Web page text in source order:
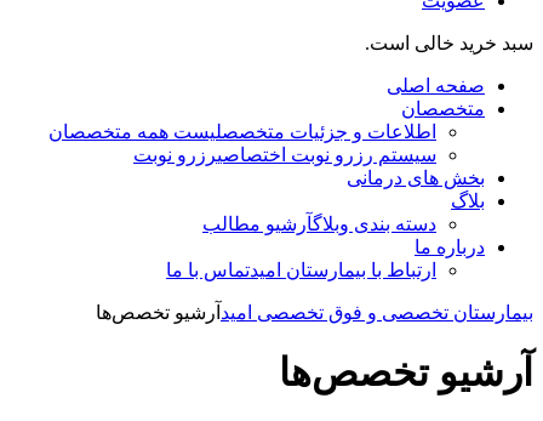
سبد خرید خالی است.
صفحه اصلی
متخصصان
اطلاعات و جزئیات متخصصلیست همه متخصصان
سیستم رزرو نوبت اختصاصیرزرو نوبت
بخش های درمانی
بلاگ
دسته بندی وبلاگآرشیو مطالب
درباره ما
ارتباط با بیمارستان امیدتماس با ما
بیمارستان تخصصی و فوق تخصصی امید آرشیو تخصص‌ها
آرشیو تخصص‌ها